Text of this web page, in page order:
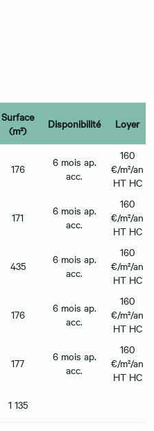
Surface
(m²)
Disponibilité Loyer
176
6 mois ap.
acc.
160
€/m²/an
HT HC
171
6 mois ap.
acc.
160
€/m²/an
HT HC
435
6 mois ap.
acc.
160
€/m²/an
HT HC
176
6 mois ap.
acc.
160
€/m²/an
HT HC
177
6 mois ap.
acc.
160
€/m²/an
HT HC
1 135